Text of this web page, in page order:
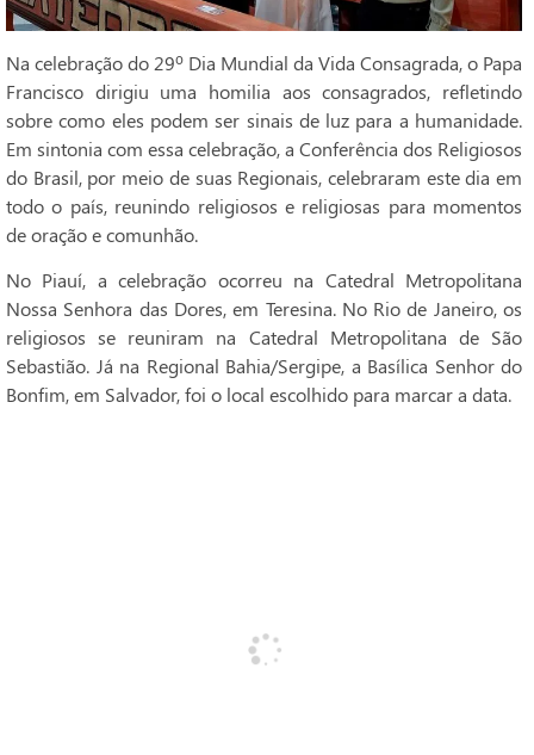
Na celebração do 29º Dia Mundial da Vida Consagrada, o Papa
Francisco dirigiu uma homilia aos consagrados, refletindo
sobre como eles podem ser sinais de luz para a humanidade.
Em sintonia com essa celebração, a Conferência dos Religiosos
do Brasil, por meio de suas Regionais, celebraram este dia em
todo o país, reunindo religiosos e religiosas para momentos
de oração e comunhão.
No Piauí, a celebração ocorreu na Catedral Metropolitana
Nossa Senhora das Dores, em Teresina. No Rio de Janeiro, os
religiosos se reuniram na Catedral Metropolitana de São
Sebastião. Já na Regional Bahia/Sergipe, a Basílica Senhor do
Bonfim, em Salvador, foi o local escolhido para marcar a data.